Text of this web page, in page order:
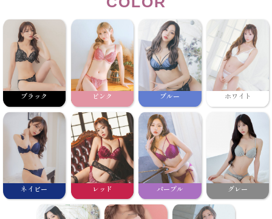
ブラック ピンク ブルー ホワイト
ネイビー レッド パープル グレー